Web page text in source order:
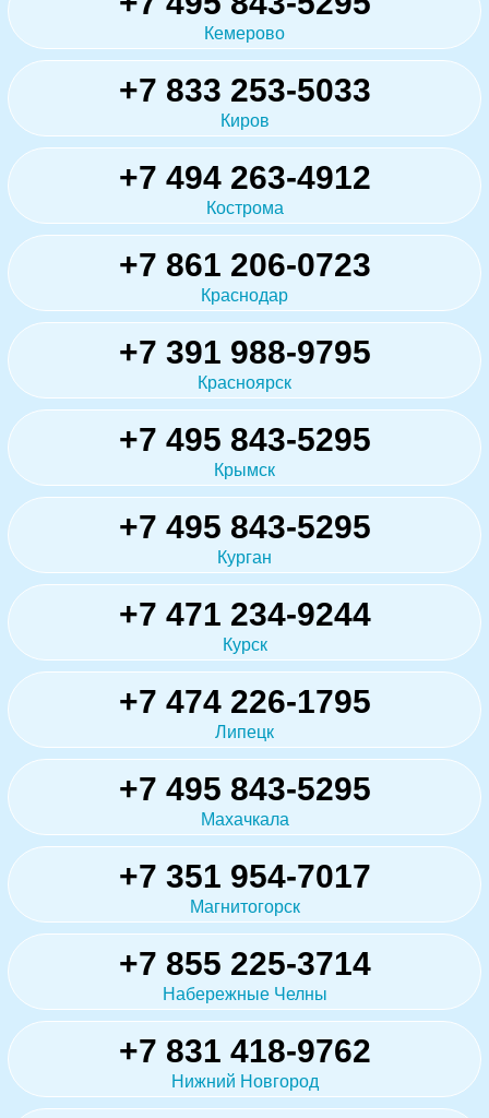
Кемерово
+7 833 253-5033
Киров
+7 494 263-4912
Кострома
+7 861 206-0723
Краснодар
+7 391 988-9795
Красноярск
+7 495 843-5295
Крымск
+7 495 843-5295
Курган
+7 471 234-9244
Курск
+7 474 226-1795
Липецк
+7 495 843-5295
Махачкала
+7 351 954-7017
Магнитогорск
+7 855 225-3714
Набережные Челны
+7 831 418-9762
Нижний Новгород